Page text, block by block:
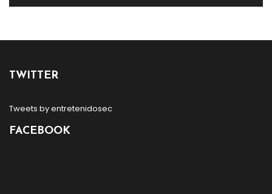
TWITTER
Tweets by entretenidosec
FACEBOOK